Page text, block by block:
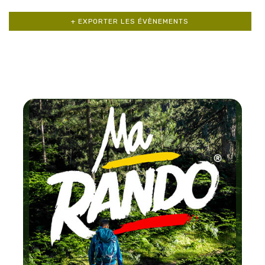
+ EXPORTER LES ÉVÈNEMENTS
Chaque mois
testez un circuit